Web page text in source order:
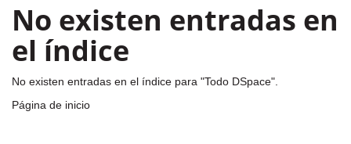
No existen entradas en
el índice
No existen entradas en el índice para "Todo DSpace".
Página de inicio